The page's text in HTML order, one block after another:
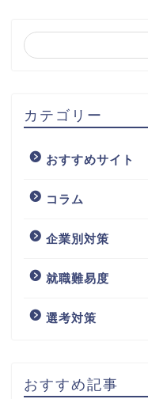
カテゴリー
おすすめサイト
コラム
企業別対策
就職難易度
選考対策
おすすめ記事